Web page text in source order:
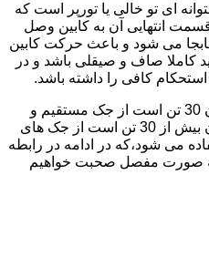
ای تو خالی یا تورپر است که
انتهایی آن به کابین وصل
می شود و باعث حرکت کابین
صاف و صیقلی باشد و در
کافی را داشته باشد.
برای آسانسورهایی که ظرفیتشان 30 تن است از جک مستقیم و
برای آسانسورهایی که ظرفیتشان بیش از 30 تن است از جک های
می شود،که در ادامه در رابطه
به صورت مفصل صحبت خواهیم